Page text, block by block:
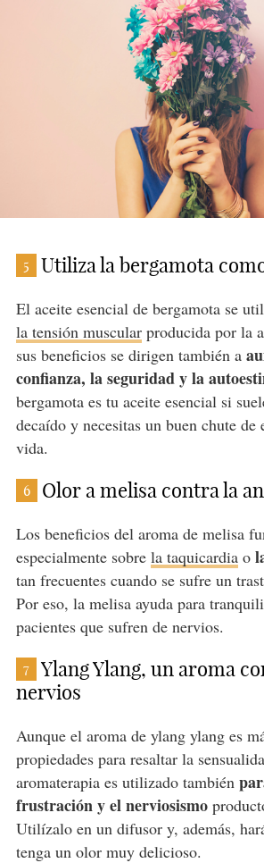
5 Utiliza la bergamota
El aceite esencial de bergamota se
la tensión muscularproducida por la
sus beneficios se dirigen también a
confianza, la seguridad y la
bergamota es tu aceite esencial si
decaído y necesitas un buen chute de
vida.
6 Olor a melisa contra la
Los beneficios del aroma de melisa
especialmente sobre la taquicardiao
tan frecuentes cuando se sufre un
Por eso, la melisa ayuda para
pacientes que sufren de nervios.
7
Ylang Ylang, un aroma
nervios
Aunque el aroma de ylang ylang es
propiedades para resaltar la
aromaterapia es utilizado también
frustración y el nerviosismo
Utilízalo en un difusor y, además,
tenga un olor muy delicioso.